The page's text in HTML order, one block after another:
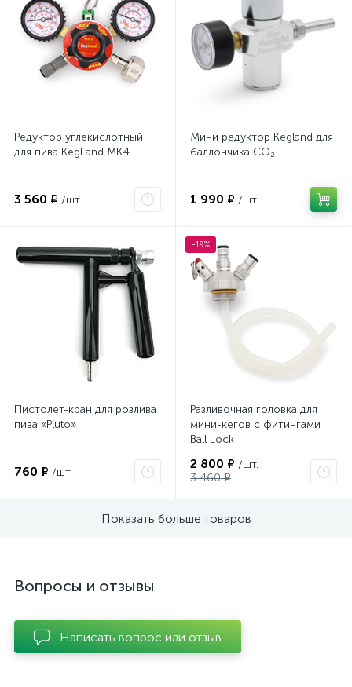
Редуктор углекислотный
для пива KegLand MK4
3 560 ₽ /шт.
Мини редуктор Kegland для
баллончика CO₂
1 990 ₽ /шт.
Пистолет-кран для розлива
пива «Pluto»
760 ₽ /шт.
-19%
Разливочная головка для
мини-кегов с фитингами
Ball Lock
2 800 ₽ /шт.
3 460 ₽
Показать больше товаров
Вопросы и отзывы
Написать вопрос или отзыв